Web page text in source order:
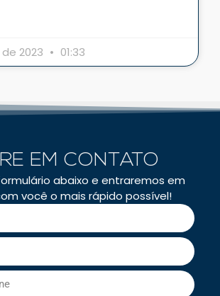
2023 01:33
EM CONTATO
abaixo e entraremos em
você o mais rápido possível!